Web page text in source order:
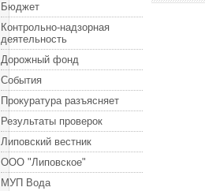
Бюджет
Контрольно-надзорная
деятельность
Дорожный фонд
События
Прокуратура разъясняет
Результаты проверок
Липовский вестник
ООО "Липовское"
МУП Вода